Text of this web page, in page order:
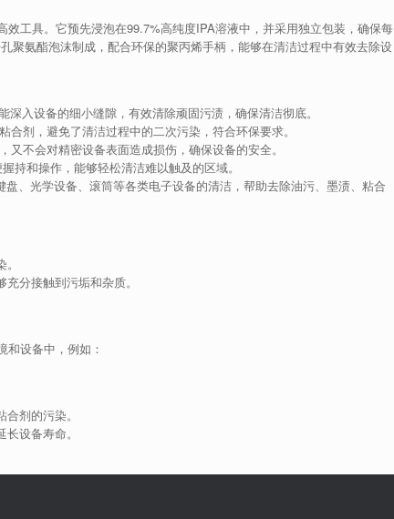
效工具。它预先浸泡在99.7%高纯度IPA溶液中，并采用独立包装，确保每
聚氨酯泡沫制成，配合环保的聚丙烯手柄，能够在清洁过程中有效去除设
入设备的细小缝隙，有效清除顽固污渍，确保清洁彻底。
剂，避免了清洁过程中的二次污染，符合环保要求。
不会对精密设备表面造成损伤，确保设备的安全。
持和操作，能够轻松清洁难以触及的区域。
、光学设备、滚筒等各类电子设备的清洁，帮助去除油污、墨渍、粘合
分接触到污垢和杂质。
和设备中，例如：
剂的污染。
设备寿命。